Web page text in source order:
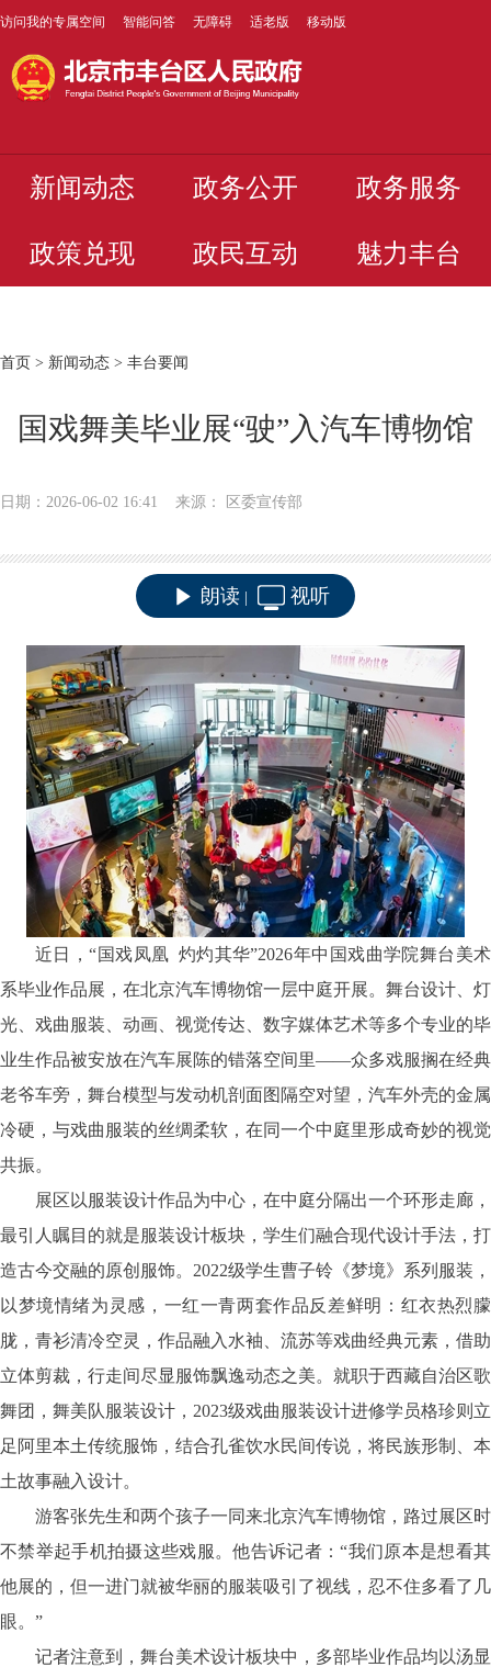
访问我的专属空间 智能问答 无障碍 适老版 移动版
新闻动态 政务公开 政务服务
政策兑现 政民互动 魅力丰台
首页 > 新闻动态 > 丰台要闻
国戏舞美毕业展“驶”入汽车博物馆
日期：2026-06-02 16:41 来源： 区委宣传部
朗读 视听
近日，“国戏凤凰 灼灼其华”2026年中国戏曲学院舞台美术
系毕业作品展，在北京汽车博物馆一层中庭开展。舞台设计、灯
光、戏曲服装、动画、视觉传达、数字媒体艺术等多个专业的毕
业生作品被安放在汽车展陈的错落空间里——众多戏服搁在经典
老爷车旁，舞台模型与发动机剖面图隔空对望，汽车外壳的金属
冷硬，与戏曲服装的丝绸柔软，在同一个中庭里形成奇妙的视觉
共振。
展区以服装设计作品为中心，在中庭分隔出一个环形走廊，
最引人瞩目的就是服装设计板块，学生们融合现代设计手法，打
造古今交融的原创服饰。 2022级学生曹子铃《梦境》系列服装，
以梦境情绪为灵感，一红一青两套作品反差鲜明：红衣热烈朦
胧，青衫清冷空灵，作品融入水袖、流苏等戏曲经典元素，借助
立体剪裁，行走间尽显服饰飘逸动态之美。就职于西藏自治区歌
舞团，舞美队服装设计，2023级戏曲服装设计进修学员格珍则立
足阿里本土传统服饰，结合孔雀饮水民间传说，将民族形制、本
土故事融入设计。
游客张先生和两个孩子一同来北京汽车博物馆，路过展区时
不禁举起手机拍摄这些戏服。他告诉记者：“我们原本是想看其
他展的，但一进门就被华丽的服装吸引了视线，忍不住多看了几
眼。”
记者注意到，舞台美术设计板块中，多部毕业作品均以汤显